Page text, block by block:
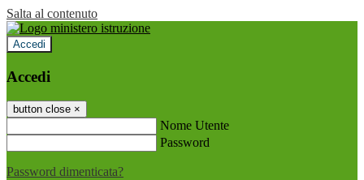
Salta al contenuto
Accedi
Accedi
button close ×
Nome Utente
Password
Password dimenticata?